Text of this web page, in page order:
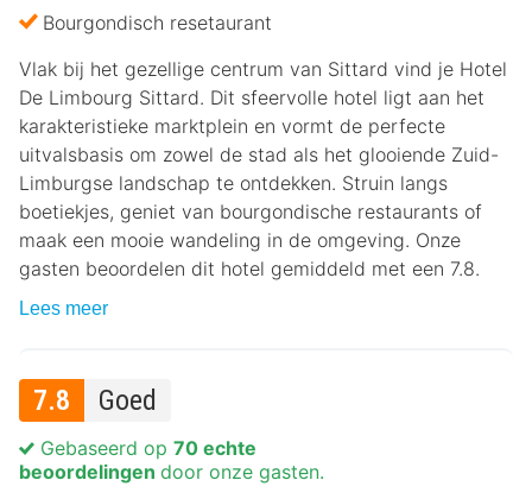
Bourgondisch resetaurant
Vlak bij het gezellige centrum van Sittard vind je Hotel
De Limbourg Sittard. Dit sfeervolle hotel ligt aan het
karakteristieke marktplein en vormt de perfecte
uitvalsbasis om zowel de stad als het glooiende Zuid-
Limburgse landschap te ontdekken. Struin langs
boetiekjes, geniet van bourgondische restaurants of
maak een mooie wandeling in de omgeving. Onze
gasten beoordelen dit hotel gemiddeld met een 7.8.
Lees meer
7.8 Goed
Gebaseerd op 70 echte
beoordelingen door onze gasten.